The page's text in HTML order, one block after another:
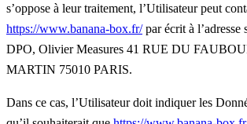
s’oppose à leur traitement, l’Utilisateur peut
https://www.banana-box.fr/par écrit à l’adresse
DPO, Olivier Measures 41 RUE DU
MARTIN 75010 PARIS.
Dans ce cas, l’Utilisateur doit indiquer les